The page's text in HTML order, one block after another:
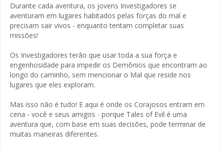
Durante cada aventura, os jovens Investigadores se
aventuram em lugares habitados pelas forças do mal e
precisam sair vivos - enquanto tentam completar suas
missões!
Os Investigadores terão que usar toda a sua força e
engenhosidade para impedir os Demônios que encontram ao
longo do caminho, sem mencionar o Mal que reside nos
lugares que eles exploram.
Mas isso não é tudo! E aqui é onde os Corajosos entram em
cena - você e seus amigos - porque Tales of Evil é uma
aventura que, com base em suas decisões, pode terminar de
muitas maneiras diferentes.